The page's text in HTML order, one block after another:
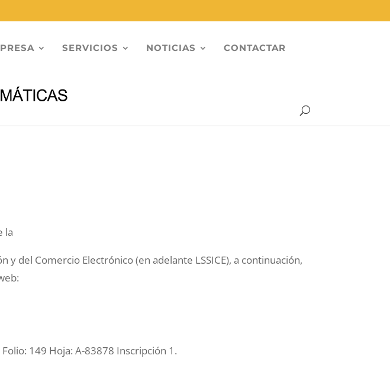
SERVICIOS NOTICIAS CONTACTAR
la
del Comercio Electrónico (en adelante LSSICE), a continuación,
149 Hoja: A-83878 Inscripción 1.